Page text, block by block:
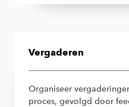
Vergaderen
Organiseer
proces, gevolgd door